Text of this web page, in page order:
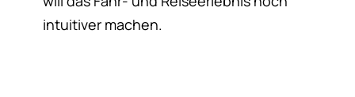
intuitiver machen.